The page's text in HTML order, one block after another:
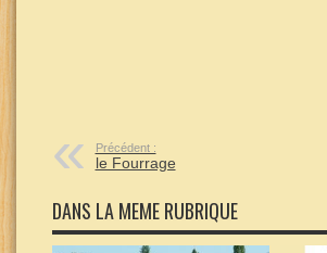
Précédent :
le Fourrage
DANS LA MEME RUBRIQUE